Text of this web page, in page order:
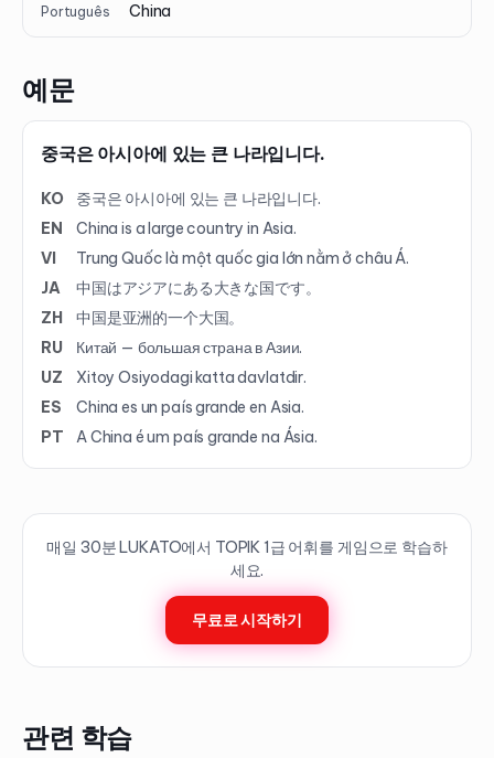
Português China
예문
중국은 아시아에 있는 큰 나라입니다.
KO
중국은 아시아에 있는 큰 나라입니다.
EN
China is a large country in Asia.
VI
Trung Quốc là một quốc gia lớn nằm ở châu Á.
JA
中国はアジアにある大きな国です。
ZH
中国是亚洲的一个大国。
RU
Китай — большая страна в Азии.
UZ
Xitoy Osiyodagi katta davlatdir.
ES
China es un país grande en Asia.
PT
A China é um país grande na Ásia.
매일 30분 LUKATO에서 TOPIK 1급 어휘를 게임으로 학습하
세요.
무료로 시작하기
관련 학습